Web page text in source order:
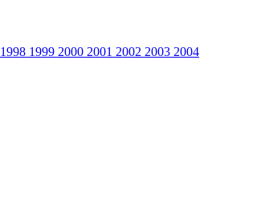
1998 1999 2000 2001 2002 2003 2004